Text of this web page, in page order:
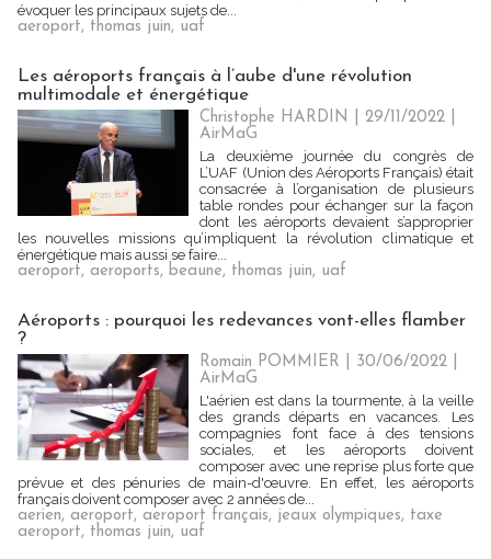
évoquer les principaux sujets de...
aeroport, thomas juin, uaf
Les aéroports français à l’aube d'une révolution
multimodale et énergétique
Christophe HARDIN | 29/11/2022
AirMaG
La deuxième journée du congrès de
L’UAF (Union des Aéroports Français) était
consacrée à l’organisation de plusieurs
table rondes pour échanger sur la façon
dont les aéroports devaient s’approprier
les nouvelles missions qu’impliquent la révolution climatique et
énergétique mais aussi se faire...
aeroport, aeroports, beaune, thomas juin, uaf
Aéroports : pourquoi les redevances vont-elles flamber
?
Romain POMMIER | 30/06/2022
AirMaG
L'aérien est dans la tourmente, à la veille
des grands départs en vacances. Les
compagnies font face à des tensions
sociales, et les aéroports doivent
composer avec une reprise plus forte que
prévue et des pénuries de main-d'œuvre. En effet, les aéroports
français doivent composer avec 2 années de...
aerien, aeroport, aeroport français, jeaux olympiques, taxe
aeroport, thomas juin, uaf